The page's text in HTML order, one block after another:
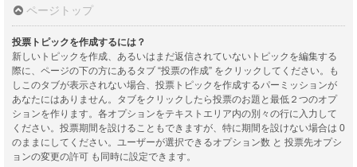
ページトップ
投票トピックを作成するには？
新しいトピックを作成、あるいはまだ返信されていないトピックを編集する
際に、ページの下の方にあるタブ “投票の作成” をクリックしてください。も
しこのタブが表示されない場合、投票トピックを作成するパーミッションが
あなたにはありません。タブをクリックしたら投票のお題と最低２つのオプ
ションを作ります。各オプションをテキストエリア内の別々の行に入力して
ください。投票期間を設けることもできますが、特に期間を設けない場合は 0
のままにしてください。ユーザーが選択できるオプション数 と 投票先オプシ
ョンの変更の許可 も同時に設定できます。